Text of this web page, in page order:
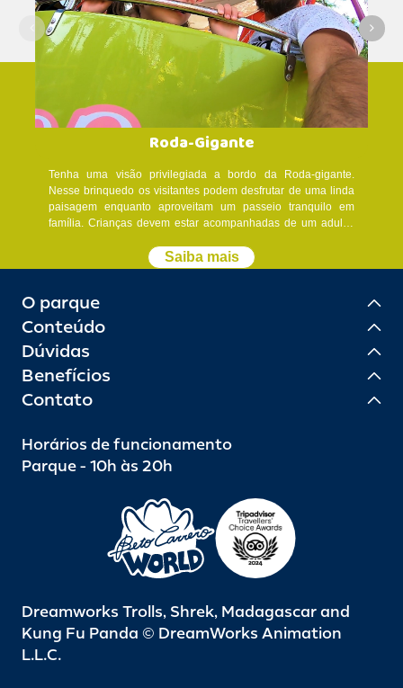
Roda-Gigante
Tenha uma visão privilegiada a bordo da Roda-gigante.
Nesse brinquedo os visitantes podem desfrutar de uma linda
paisagem enquanto aproveitam um passeio tranquilo em
família. Crianças devem estar acompanhadas de um adulto.
Prioritário: Consulte um monitor direto na atração. A fila do
brinquedo se encerra às 18h00, mas o mesmo funciona até o
Saiba mais
O parque
Conteúdo
Dúvidas
Benefícios
Contato
Horários de funcionamento
Parque - 10h às 20h
Dreamworks Trolls, Shrek, Madagascar and
Kung Fu Panda © DreamWorks Animation
L.L.C.